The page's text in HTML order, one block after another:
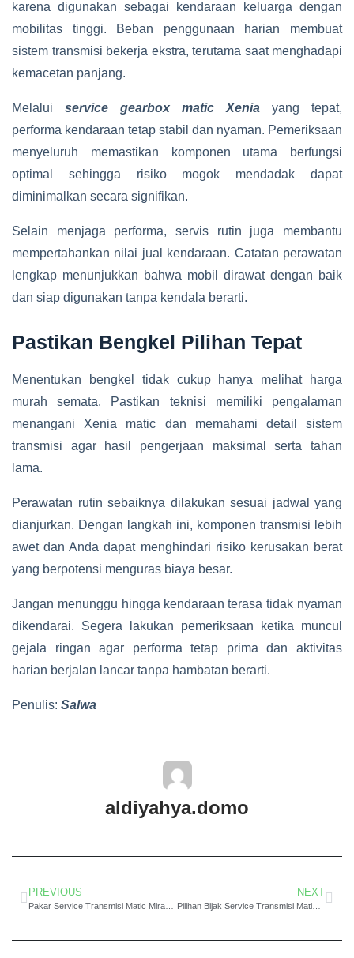
karena digunakan sebagai kendaraan keluarga dengan
mobilitas tinggi. Beban penggunaan harian membuat
sistem transmisi bekerja ekstra, terutama saat menghadapi
kemacetan panjang.
Melalui service gearbox matic Xenia yang tepat,
performa kendaraan tetap stabil dan nyaman. Pemeriksaan
menyeluruh memastikan komponen utama berfungsi
optimal sehingga risiko mogok mendadak dapat
diminimalkan secara signifikan.
Selain menjaga performa, servis rutin juga membantu
mempertahankan nilai jual kendaraan. Catatan perawatan
lengkap menunjukkan bahwa mobil dirawat dengan baik
dan siap digunakan tanpa kendala berarti.
Pastikan Bengkel Pilihan Tepat
Menentukan bengkel tidak cukup hanya melihat harga
murah semata. Pastikan teknisi memiliki pengalaman
menangani Xenia matic dan memahami detail sistem
transmisi agar hasil pengerjaan maksimal serta tahan
lama.
Perawatan rutin sebaiknya dilakukan sesuai jadwal yang
dianjurkan. Dengan langkah ini, komponen transmisi lebih
awet dan Anda dapat menghindari risiko kerusakan berat
yang berpotensi menguras biaya besar.
Jangan menunggu hingga kendaraan terasa tidak nyaman
dikendarai. Segera lakukan pemeriksaan ketika muncul
gejala ringan agar performa tetap prima dan aktivitas
harian berjalan lancar tanpa hambatan berarti.
Penulis: Salwa
aldiyahya.domo
PREVIOUS NEXT
Pilihan Bijak Service Transmisi Matic Daihatsu Sigra Jakarta